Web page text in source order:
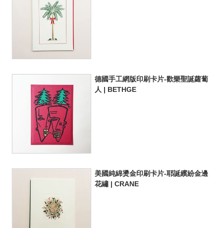
德國手工網版印刷卡片-歡樂聖誕蘿蔔
人 | BETHGE
美國純綿燙金印刷卡片-耶誕繽紛金邊
花繡 | CRANE